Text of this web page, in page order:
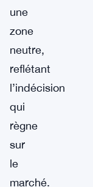
une
zone
neutre,
reflétant
l’indécision
qui
règne
sur
le
marché.